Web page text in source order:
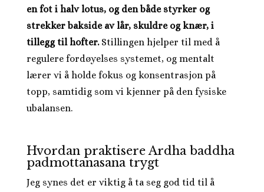
en fot i halv lotus, og den både styrker og
strekker bakside av lår, skuldre og knær, i
tillegg til hofter. Stillingen hjelper til med å
regulere fordøyelses systemet, og mentalt
lærer vi å holde fokus og konsentrasjon på
topp, samtidig som vi kjenner på den fysiske
ubalansen.
Hvordan praktisere Ardha baddha
padmottanasana trygt
Jeg synes det er viktig å ta seg god tid til å